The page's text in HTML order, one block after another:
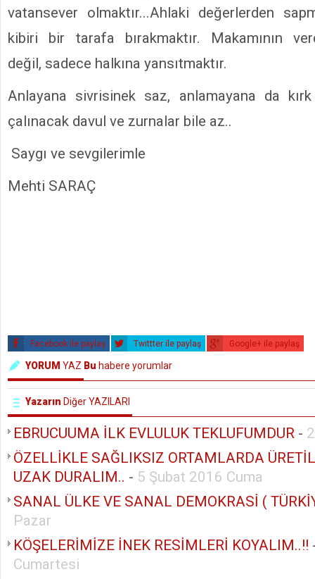
vatansever olmaktır...Ahlaki değerlerden
kibiri bir tarafa bırakmaktır. Makamının
değil, sadece halkına yansıtmaktır.
Anlayana sivrisinek saz, anlamayana da
çalınacak davul ve zurnalar bile az..
Saygı ve sevgilerimle
Mehti SARAÇ
Facebook ile paylaş Twittter ile paylaş Google+ ile paylaş
YORUM YAZ Bu habere yorumlar
Yazarın Diğer YAZILARI
EBRUCUUMA İLK EVLULUK TEKLUFUMDUR -
ÖZELLİKLE SAĞLIKSIZ ORTAMLARDA
UZAK DURALIM.. - 5 Şubat 2016 Cuma
SANAL ÜLKE VE SANAL DEMOKRASİ (
Pazar
KÖŞELERİMİZE İNEK RESİMLERİ KOYALIM..!!
Cumartesi